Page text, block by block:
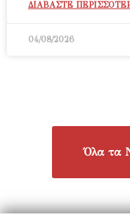
ΔΙΑΒΑΣΤΕ
04/08/2026
Όλα τα